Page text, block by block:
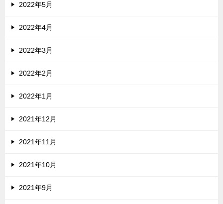
2022年5月
2022年4月
2022年3月
2022年2月
2022年1月
2021年12月
2021年11月
2021年10月
2021年9月